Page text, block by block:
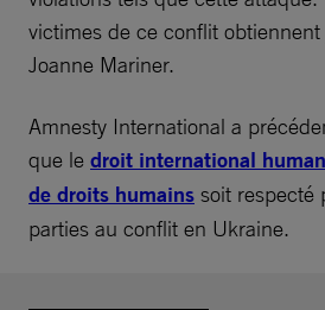
victimes de ce conflit
Joanne Mariner.
Amnesty International a
que le droit international
de droits humains soit respecté
parties au conflit en Ukraine.